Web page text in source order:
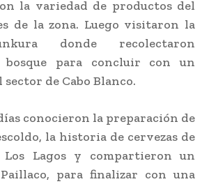
la variedad de productos del
de la zona. Luego visitaron la
donde recolectaron
bosque para concluir con un
sector de Cabo Blanco.
conocieron la preparación de
la historia de cervezas de
Lagos y compartieron un
para finalizar con una